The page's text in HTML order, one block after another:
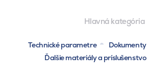
Hlavná kategória
Technické parametre
Ďalšie materiály a príslušenstvo